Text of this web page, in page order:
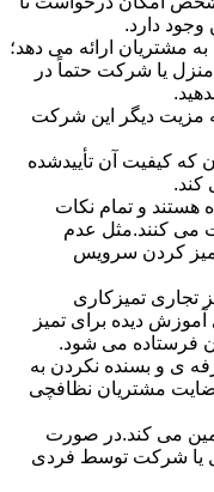
دارد.
خدمات 24 ساعته به مشتریان ارائه می دهد؛
یا شرکت حتماً در
مزیت دیگر این شرکت
که کیفیت آن تأییدشده
کند.
هستند و تمام نکات
می کنند.مثل عدم
کردن سرویس
تجاری تمیزکاری
آموزش دیده برای تمیز
فرستاده می شود.
ی و بسنده نکردن به
مشتریان نظافچی
می کند.در صورت
یا شرکت توسط فردی